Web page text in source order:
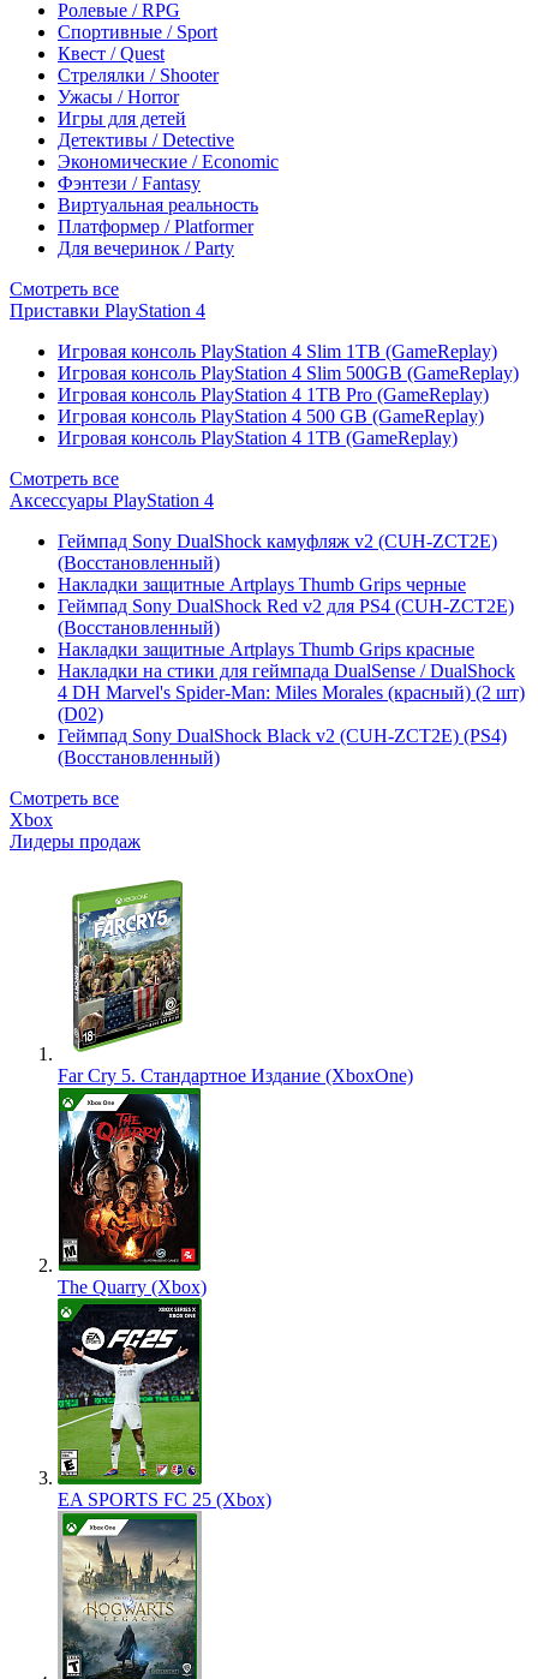
Ролевые / RPG
Спортивные / Sport
Квест / Quest
Стрелялки / Shooter
Ужасы / Horror
Игры для детей
Детективы / Detective
Экономические / Economic
Фэнтези / Fantasy
Виртуальная реальность
Платформер / Platformer
Для вечеринок / Party
Смотреть все
Приставки PlayStation 4
Игровая консоль PlayStation 4 Slim 1TB (GameReplay)
Игровая консоль PlayStation 4 Slim 500GB (GameReplay)
Игровая консоль PlayStation 4 1TB Pro (GameReplay)
Игровая консоль PlayStation 4 500 GB (GameReplay)
Игровая консоль PlayStation 4 1TB (GameReplay)
Смотреть все
Аксессуары PlayStation 4
Геймпад Sony DualShock камуфляж v2 (CUH-ZCT2E)
(Восстановленный)
Накладки защитные Artplays Thumb Grips черные
Геймпад Sony DualShock Red v2 для PS4 (CUH-ZCT2E)
(Восстановленный)
Накладки защитные Artplays Thumb Grips красные
Накладки на стики для геймпада DualSense / DualShock
4 DH Marvel's Spider-Man: Miles Morales (красный) (2 шт)
(D02)
Геймпад Sony DualShock Black v2 (CUH-ZCT2E) (PS4)
(Восстановленный)
Смотреть все
Xbox
Лидеры продаж
Far Cry 5. Стандартное Издание (XboxOne)
The Quarry (Xbox)
EA SPORTS FC 25 (Xbox)